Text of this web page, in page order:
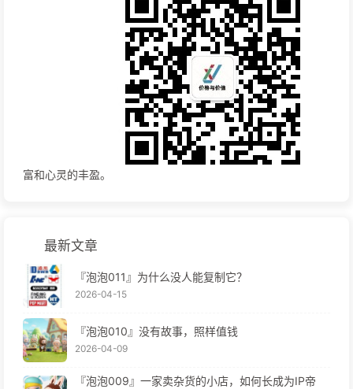
富和心灵的丰盈。
最新文章
『泡泡011』为什么没人能复制它？
2026-04-15
『泡泡010』没有故事，照样值钱
2026-04-09
『泡泡009』一家卖杂货的小店，如何长成为IP帝